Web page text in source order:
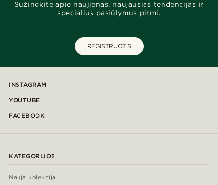
Sužinokite apie naujienas, naujausias tendencijas ir
specialius pasiūlymus pirmi.
REGISTRUOTIS
INSTAGRAM
YOUTUBE
FACEBOOK
KATEGORIJOS
Nauja kolekcija